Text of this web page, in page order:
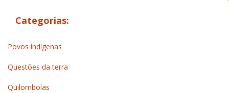
Categorias:
Povos indígenas
Questões da terra
Quilombolas